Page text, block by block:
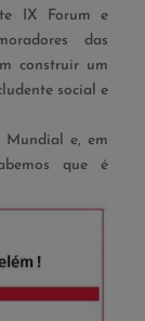
IX Forum e
das
construir um
social e
Mundial e, em
que é